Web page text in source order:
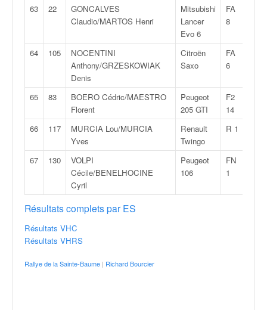
63 22
GONCALVES
Claudio/MARTOS Henri
Mitsubishi
Lancer
Evo 6
FA
8
64 105
NOCENTINI
Anthony/GRZESKOWIAK
Denis
Citroën
Saxo
FA
6
65 83
BOERO Cédric/MAESTRO
Florent
Peugeot
205 GTI
F2
14
66 117
MURCIA Lou/MURCIA
Yves
Renault
Twingo
R 1
67 130
VOLPI
Cécile/BENELHOCINE
Cyril
Peugeot
106
FN
1
Résultats complets par ES
Résultats VHC
Résultats VHRS
Rallye de la Sainte-Baume | Richard Bourcier